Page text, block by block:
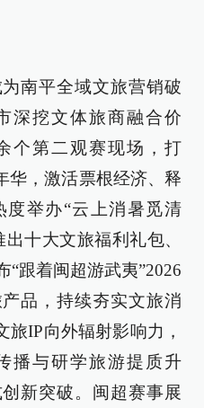
南平全域文旅营销破
深挖文体旅商融合价
个第二观赛现场，打
华，激活票根经济、释
举办“云上消暑觅清
十大文旅福利礼包、
“跟着闽超游武夷”2026
品，持续夯实文旅消
旅IP向外辐射影响力，
播与研学旅游提质升
新突破。闽超赛事展